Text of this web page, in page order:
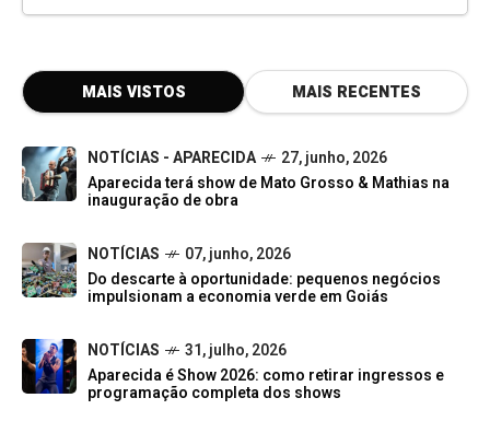
MAIS VISTOS MAIS RECENTES
NOTÍCIAS - APARECIDA
27, junho, 2026
Aparecida terá show de Mato Grosso & Mathias na
inauguração de obra
NOTÍCIAS
07, junho, 2026
Do descarte à oportunidade: pequenos negócios
impulsionam a economia verde em Goiás
NOTÍCIAS
31, julho, 2026
Aparecida é Show 2026: como retirar ingressos e
programação completa dos shows